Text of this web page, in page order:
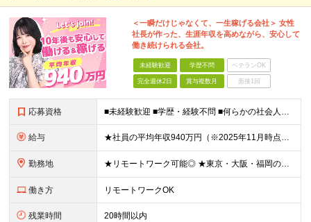
＜一瞬だけじゃなくて、一生稼げる会社＞ 女性
社長が作った、生涯年収を高めながら、安心して
働き続けられる会社。
未経験歓迎 学歴不問 ベテランOK
完全週休2日 賞与複数月 面接1回
応募資格 ■未経験歓迎 ■学歴・経験不問 ■何らかの社会人経験がある方 ＜こんな方に向いています！＞ ・頑張った分評価されたい方 ・将来役立つ知識を身につけたい方 ・新しいことを学ぶのが好きな方 ・趣味
給与 ★社員の平均年収940万円（※2025年11月時点） ★転職者は全員収入アップを実現 ★入社半年で昇給した実績あり！ 【営業未経験】 月給35万8,000円～（固定残業代含む）＋インセンティブ ＋賞
勤務地 ★リモートワーク可能◎ ★東京・大阪・福岡の3拠点で募集中／ご希望の勤務地で配属します ★転勤なし ＜東京支店＞ 東京都港区三田1丁目4番28号 三田国際ビル2階 ＜大阪本社＞ 大阪府大阪市北区梅
働き方 リモートワークOK
残業時間 20時間以内